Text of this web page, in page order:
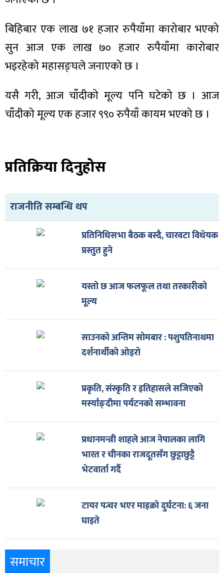
बिहिबार एक लाख ७१ हजार रुपैयाँमा कारोबार भएको
सुन आज एक लाख ७० हजार रुपैयाँमा कारोबार
भइरहेको महासङ्घले जनाएको छ ।
यसै गरी, आज चाँदीको मूल्य पनि घटेको छ । आज
चाँदीको मूल्य एक हजार ९९० रुपैयाँ कायम भएको छ ।
प्रतिक्रिया दिनुहोस
राजनीति सम्बन्धि थप
प्रतिनिधिसभा बैठक बस्दै, चारवटा विधेयक
प्रस्तुत हुने
यस्तो छ आज फलफूल तथा तरकारीको
मूल्य
साउनको अन्तिम सोमबार : पशुपतिनाथमा
दर्शनार्थीको ओइरो
प्रकृति, संस्कृति र इतिहासले सजिएको
मर्स्याङ्दीमा पर्यटनको सम्भावना
प्रधानमन्त्री शाहले आज नेपालका लागि
भारत र चीनका राजदूतसँग छुट्टाछुट्टै
भेटवार्ता गर्दै
टायर पन्चर भएर माइक्रो दुर्घटना: ६ जना
घाइते
समाचार